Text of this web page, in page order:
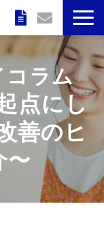
コラム
点にし
善のヒ
〜